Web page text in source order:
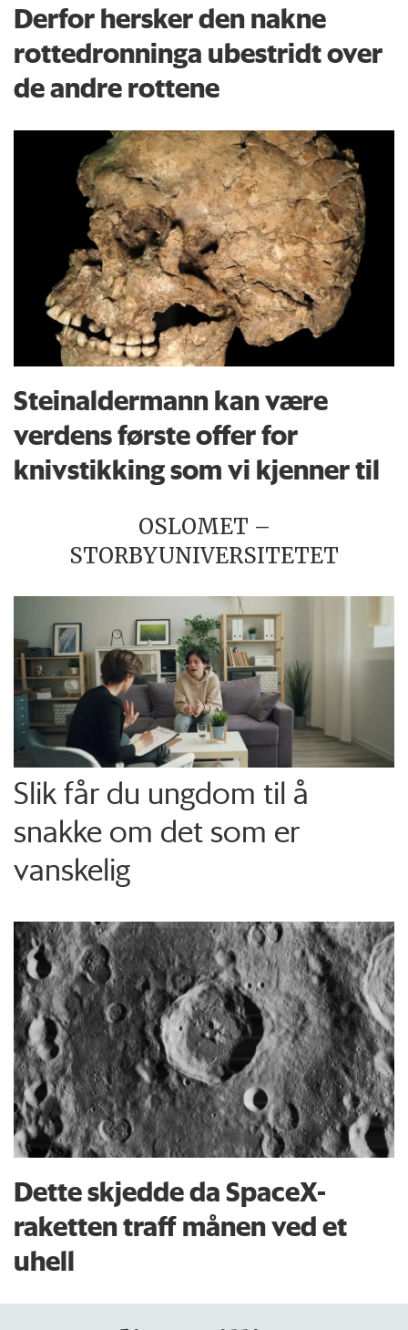
Derfor hersker den nakne
rottedronninga ubestridt over
de andre rottene
Steinaldermann kan være
verdens første offer for
knivstikking som vi kjenner til
OSLOMET –
STORBYUNIVERSITETET
Slik får du ungdom til å
snakke om det som er
vanskelig
Dette skjedde da SpaceX-
raketten traff månen ved et
uhell